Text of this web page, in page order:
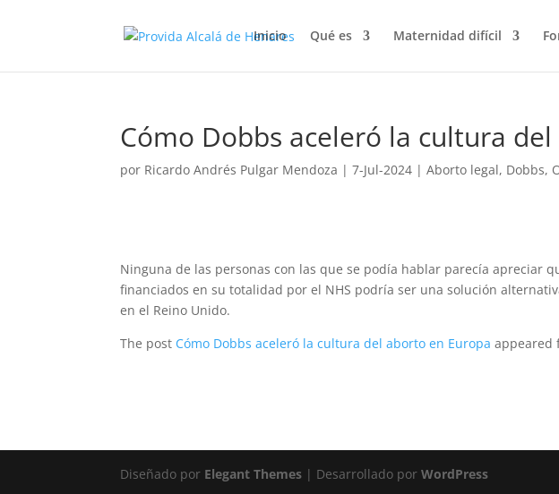
Inicio Qué es Maternidad difícil
Cómo Dobbs aceleró la cultura
por Ricardo Andrés Pulgar Mendoza |7-Jul-2024 |Aborto legal, Dobbs,
Ninguna de las personas con las que se podía hablar parecía apreciar
financiados en su totalidad por el NHS podría ser una solución
en el Reino Unido.
The post Cómo Dobbs aceleró la cultura del aborto en Europa appeared
Diseñado por Elegant Themes | Desarrollado porWordPress